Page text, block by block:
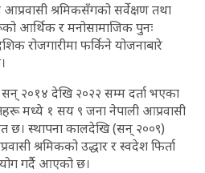
श्रमिकसँगको सर्वेक्षण तथा
आर्थिक र मनोसामाजिक पुनः
रोजगारीमा फर्किने योजनाबारे
२०१४ देखि २०२२ सम्म दर्ता भएका
मध्ये १ सय ९ जना नेपाली आप्रवासी
छ। स्थापना कालदेखि (सन् २००९)
श्रमिकको उद्धार र स्वदेश फिर्ता
गर्दै आएको छ।